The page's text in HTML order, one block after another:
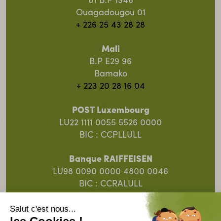
Ouagadougou 01
+ 226 25 43 28 28
Mali
B.P E29 96
Bamako
+ 223 20 28 16 04
POST Luxembourg
LU22 1111 0055 5526 0000
BIC : CCPLLULL
Banque RAIFFEISEN
LU98 0090 0000 4800 0046
BIC : CCRALULL
Banque Spuerkeess